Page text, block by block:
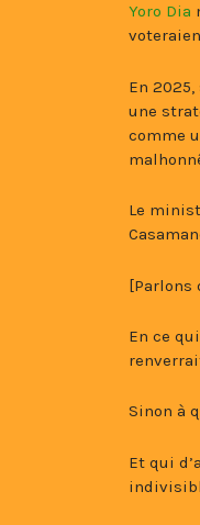
Yoro Dia
En
une
comme
Le
[Parlons
En ce
Sinon à
Et qui